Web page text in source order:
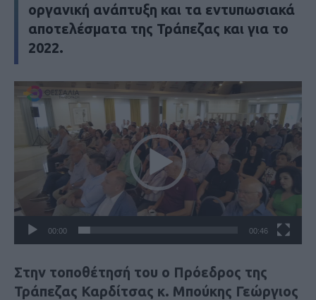
οργανική ανάπτυξη και τα εντυπωσιακά
αποτελέσματα της Τράπεζας και για το
2022.
Πρόγραμμα
Αναπαραγωγής
Βίντεο
00:00 00:46
Στην τοποθέτησή του ο Πρόεδρος της
Τράπεζας Καρδίτσας κ. Μπούκης Γεώργιος